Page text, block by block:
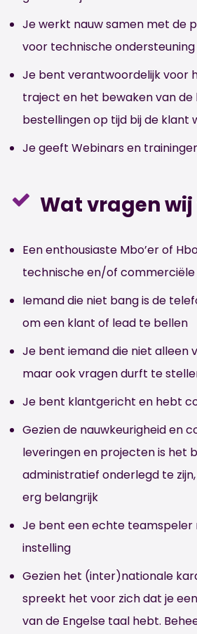
Je werkt nauw samen met de
voor technische ondersteuning
Je bent verantwoordelijk voor
traject en het bewaken van de
bestellingen op tijd bij de klant
Je geeft Webinars en
Wat vragen
Een enthousiaste Mbo’er of
technische en/of
Iemand die niet bang is de
om een klant of lead te bellen
Je bent iemand die niet alleen
maar ook vragen durft te
Je bent klantgericht en hebt
Gezien de nauwkeurigheid en
leveringen en projecten is het
administratief onderlegd te
erg belangrijk
Je bent een echte teamspeler
instelling
Gezien het (inter)nationale
spreekt het voor zich dat je
van de Engelse taal hebt.